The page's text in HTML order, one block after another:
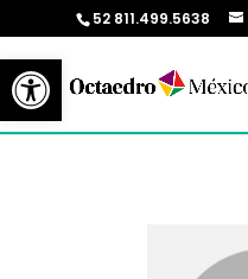
Abrir barra de herramientas
52 811.499.5638